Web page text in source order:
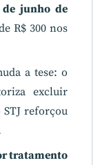
de junho de
R$ 300 nos
a tese: o
excluir
reforçou
tratamento